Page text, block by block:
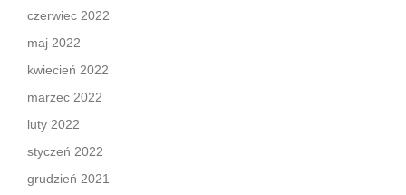
czerwiec 2022
maj 2022
kwiecień 2022
marzec 2022
luty 2022
styczeń 2022
grudzień 2021